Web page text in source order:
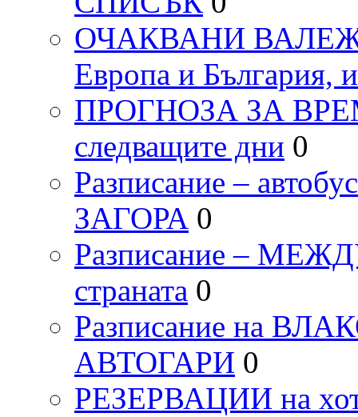
ОЧАКВАНИ ВАЛЕЖИ
Европа и България,
ПРОГНОЗА ЗА
следващите дни 0
Разписание –
ЗАГОРА 0
Разписание –
страната 0
Разписание на
АВТОГАРИ 0
РЕЗЕРВАЦИИ на